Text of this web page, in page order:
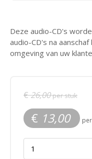
Deze audio-CD's
audio-CD's na
omgeving van uw
€26,00 per stuk
€ 13,00